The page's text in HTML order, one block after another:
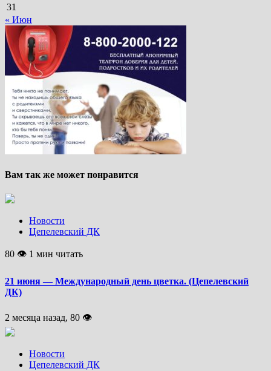
31
« Июн
Вам так же может понравится
Новости
Цепелевский ДК
80 👁 1 мин читать
21 июня — Международный день цветка. (Цепелевский
ДК)
2 месяца назад, 80 👁
Новости
Цепелевский ДК